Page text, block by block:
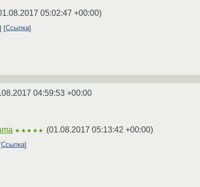
05:02:47 +00:00)
Ссылка
04:59:53 +00:00
★★★★★ (01.08.2017 05:13:42 +00:00)
Ссылка